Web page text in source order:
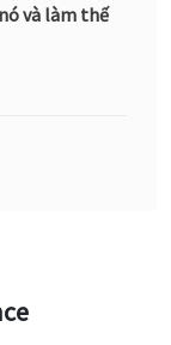
và làm thế